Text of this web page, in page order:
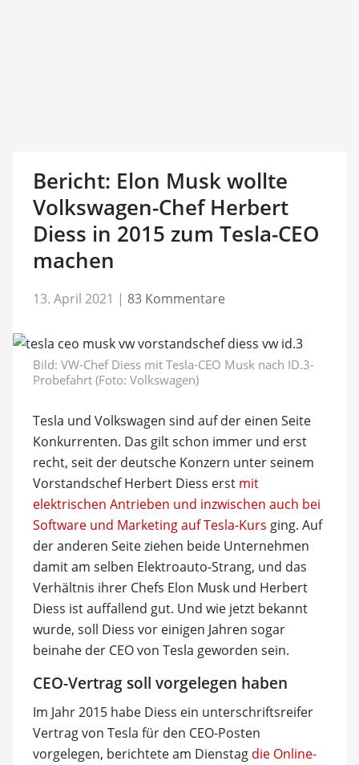
Bericht: Elon Musk wollte
Volkswagen-Chef Herbert
Diess in 2015 zum Tesla-CEO
machen
13. April 2021 | 83 Kommentare
Bild: VW-Chef Diess mit Tesla-CEO Musk nach ID.3-
Probefahrt (Foto: Volkswagen)
Tesla und Volkswagen sind auf der einen Seite
Konkurrenten. Das gilt schon immer und erst
recht, seit der deutsche Konzern unter seinem
Vorstandschef Herbert Diess erst mit
elektrischen Antrieben und inzwischen auch bei
Software und Marketing auf Tesla-Kurs ging. Auf
der anderen Seite ziehen beide Unternehmen
damit am selben Elektroauto-Strang, und das
Verhältnis ihrer Chefs Elon Musk und Herbert
Diess ist auffallend gut. Und wie jetzt bekannt
wurde, soll Diess vor einigen Jahren sogar
beinahe der CEO von Tesla geworden sein.
CEO-Vertrag soll vorgelegen haben
Im Jahr 2015 habe Diess ein unterschriftsreifer
Vertrag von Tesla für den CEO-Posten
vorgelegen, berichtete am Dienstag die Online-